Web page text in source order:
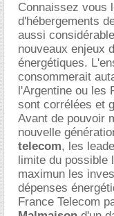
Connaissez vous
d'hébergements
aussi
nouveaux enjeux
énergétiques.
consommerait
l'Argentine ou les
sont corrélées et
Avant de pouvoir
nouvelle
telecom, les
limite du possible
maximun les
dépenses
France Telecom